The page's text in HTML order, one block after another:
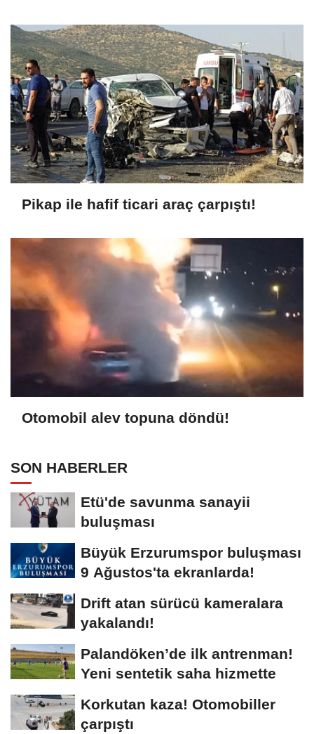
Pikap ile hafif ticari araç çarpıştı!
Otomobil alev topuna döndü!
SON HABERLER
Etü'de savunma sanayii
buluşması
Büyük Erzurumspor buluşması
9 Ağustos'ta ekranlarda!
Drift atan sürücü kameralara
yakalandı!
Palandöken’de ilk antrenman!
Yeni sentetik saha hizmette
Korkutan kaza! Otomobiller
çarpıştı